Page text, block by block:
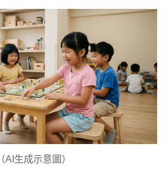
（AI生成示意圖）